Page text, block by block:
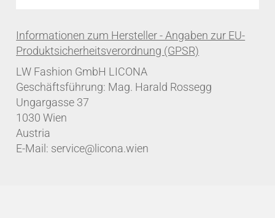
LW Fashion GmbH LICONA
Geschäftsführung: Mag. Harald Rossegg
Ungargasse 37
1030 Wien
Austria
E-Mail: service@licona.wien